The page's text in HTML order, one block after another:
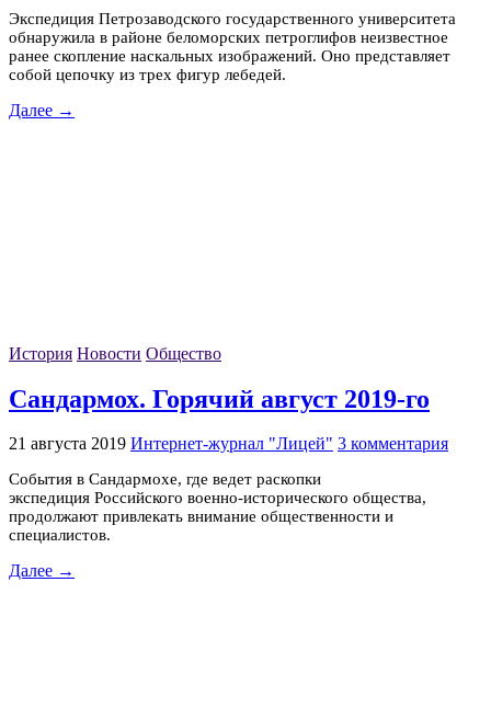
Экспедиция Петрозаводского государственного университета
обнаружила в районе беломорских петроглифов неизвестное
ранее скопление наскальных изображений. Оно представляет
собой цепочку из трех фигур лебедей.
Далее →
История Новости Общество
Сандармох. Горячий август 2019-го
21 августа 2019 Интернет-журнал "Лицей" 3 комментария
События в Сандармохе, где ведет раскопки
экспедиция Российского военно-исторического общества,
продолжают привлекать внимание общественности и
специалистов.
Далее →